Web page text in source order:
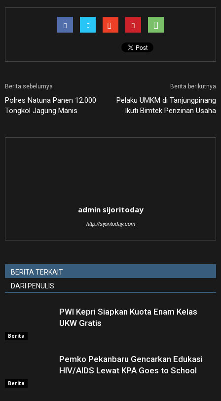
Berita sebelumya
Polres Natuna Panen 12.000
Tongkol Jagung Manis
Berita berikutnya
Pelaku UMKM di Tanjungpinang
Ikuti Bimtek Perizinan Usaha
admin sijoritoday
http://sijoritoday.com
BERITA TERKAIT
DARI PENULIS
Berita
PWI Kepri Siapkan Kuota Enam Kelas
UKW Gratis
Berita
Pemko Pekanbaru Gencarkan Edukasi
HIV/AIDS Lewat KPA Goes to School